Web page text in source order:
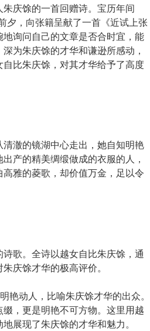
朱庆馀的一首回赠诗。宝历年间
夕，向张籍呈献了一首《近试上张
询问自己的文章是否合时宜，能
为朱庆馀的才华和谦逊所感动，
比朱庆馀，对其才华给予了高度
澈的镜湖中心走出，她自知明艳
产的精美绸缎做成的衣服的人，
雅的菱歌，却价值万金，足以令
歌。全诗以越女自比朱庆馀，通
庆馀才华的极高评价。
艳动人，比喻朱庆馀才华的出众。
，更是明艳不可方物。这里用越
展现了朱庆馀的才华和魅力。